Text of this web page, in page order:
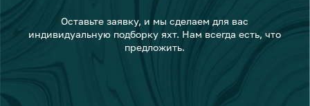
Оставьте заявку, и мы сделаем для вас
индивидуальную подборку яхт. Нам всегда есть, что
предложить.